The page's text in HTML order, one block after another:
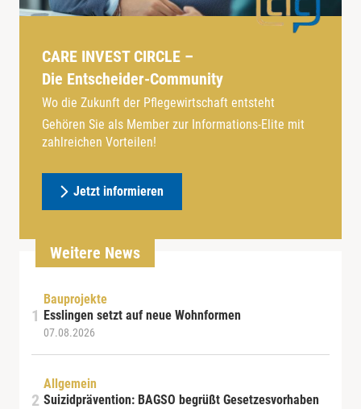
CARE INVEST CIRCLE –
Die Entscheider-Community
Wo die Zukunft der Pflegewirtschaft entsteht
Gehören Sie als Member zur Informations-Elite mit
zahlreichen Vorteilen!
Jetzt informieren
Weitere News
Bauprojekte
Esslingen setzt auf neue Wohnformen
07.08.2026
Allgemein
Suizidprävention: BAGSO begrüßt Gesetzesvorhaben